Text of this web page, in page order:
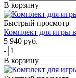
В корзину
Быстрый просмотр
Комплект для игры
5 940 руб.
-
В корзину